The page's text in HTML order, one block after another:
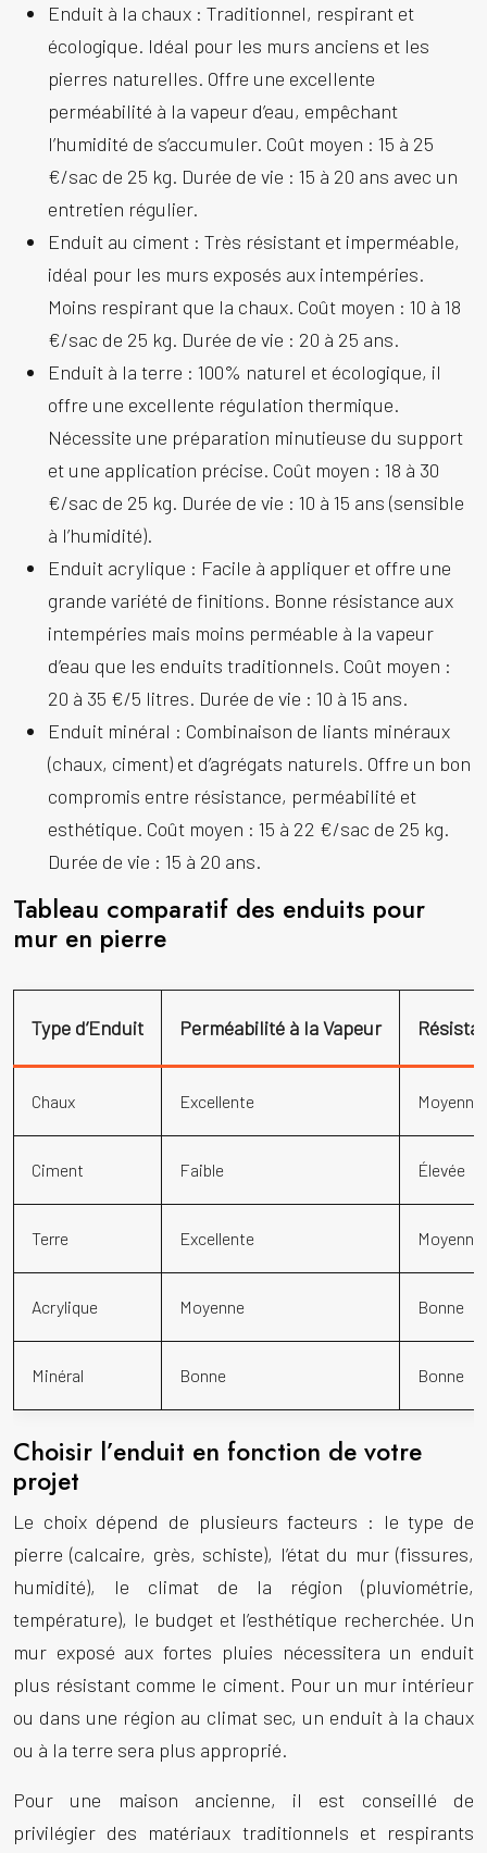
Enduit à la chaux : Traditionnel, respirant et
écologique. Idéal pour les murs anciens et les
pierres naturelles. Offre une excellente
perméabilité à la vapeur d’eau, empêchant
l’humidité de s’accumuler. Coût moyen : 15 à 25
€/sac de 25 kg. Durée de vie : 15 à 20 ans avec un
entretien régulier.
Enduit au ciment : Très résistant et imperméable,
idéal pour les murs exposés aux intempéries.
Moins respirant que la chaux. Coût moyen : 10 à 18
€/sac de 25 kg. Durée de vie : 20 à 25 ans.
Enduit à la terre : 100% naturel et écologique, il
offre une excellente régulation thermique.
Nécessite une préparation minutieuse du support
et une application précise. Coût moyen : 18 à 30
€/sac de 25 kg. Durée de vie : 10 à 15 ans (sensible
à l’humidité).
Enduit acrylique : Facile à appliquer et offre une
grande variété de finitions. Bonne résistance aux
intempéries mais moins perméable à la vapeur
d’eau que les enduits traditionnels. Coût moyen :
20 à 35 €/5 litres. Durée de vie : 10 à 15 ans.
Enduit minéral : Combinaison de liants minéraux
(chaux, ciment) et d’agrégats naturels. Offre un bon
compromis entre résistance, perméabilité et
esthétique. Coût moyen : 15 à 22 €/sac de 25 kg.
Durée de vie : 15 à 20 ans.
Tableau comparatif des enduits pour
mur en pierre
Type d’Enduit Perméabilité à la Vapeur
Chaux Excellente Moyenne
Ciment Faible Élevée
Terre Excellente
Acrylique Moyenne Bonne
Minéral Bonne Bonne
Choisir l’enduit en fonction de votre
projet
Le choix dépend de plusieurs facteurs : le type de
pierre (calcaire, grès, schiste), l’état du mur (fissures,
humidité), le climat de la région (pluviométrie,
température), le budget et l’esthétique recherchée. Un
mur exposé aux fortes pluies nécessitera un enduit
plus résistant comme le ciment. Pour un mur intérieur
ou dans une région au climat sec, un enduit à la chaux
ou à la terre sera plus approprié.
Pour une maison ancienne, il est conseillé de
privilégier des matériaux traditionnels et respirants